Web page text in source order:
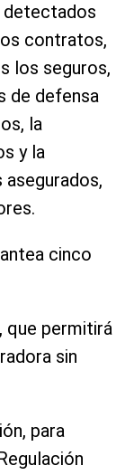
detectados
contratos,
los seguros,
de defensa
la
y la
cinco
que permitirá
sin
para